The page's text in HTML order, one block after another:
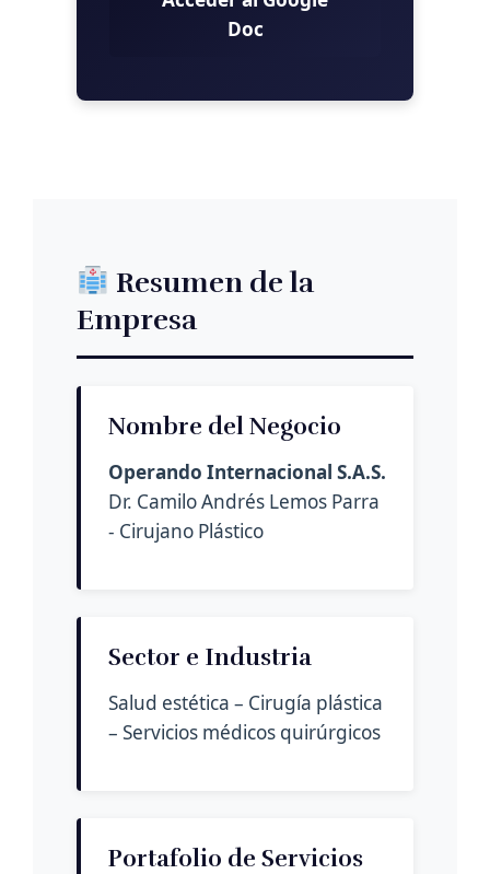
Doc
Resumen de la
Empresa
Nombre del Negocio
Operando Internacional S.A.S.
Dr. Camilo Andrés Lemos Parra
- Cirujano Plástico
Sector e Industria
Salud estética – Cirugía plástica
– Servicios médicos quirúrgicos
Portafolio de Servicios